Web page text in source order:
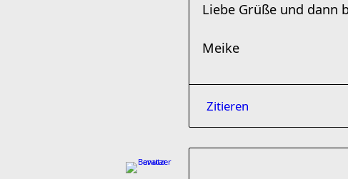
Liebe Grüße und dann
Meike
Zitieren